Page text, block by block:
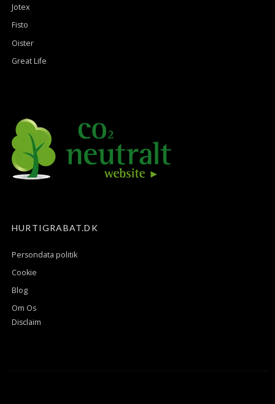
Jotex
Fisto
Oister
Great Life
HURTIGRABAT.DK
Persondata politik
Cookie
Blog
Om Os
Disclaim